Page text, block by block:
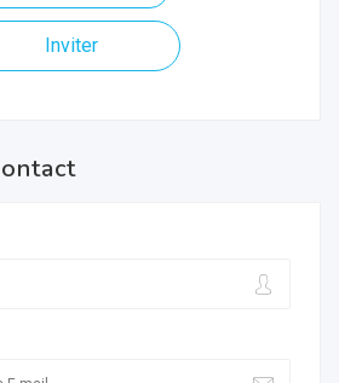
Inviter